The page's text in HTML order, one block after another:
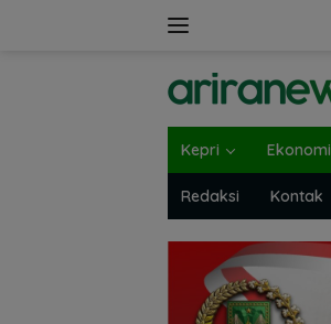
Kepri Ekonomi
Redaksi Kontak